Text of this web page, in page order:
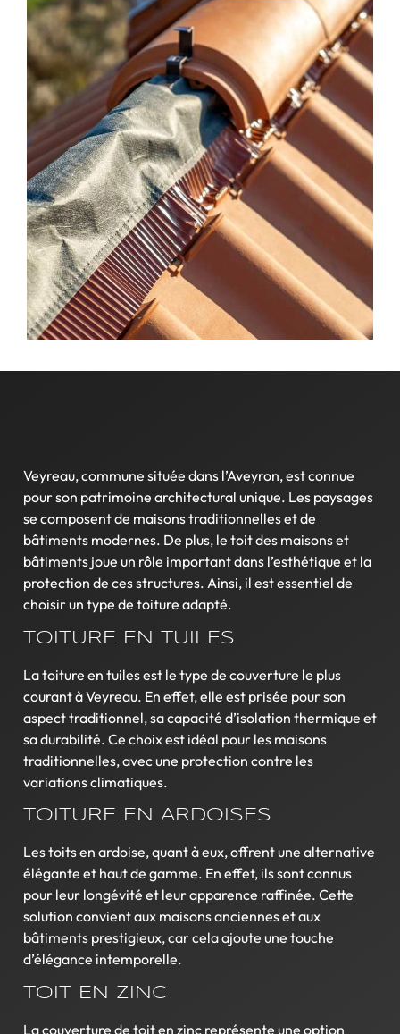
Veyreau, commune située dans l’Aveyron, est connue
pour son patrimoine architectural unique. Les paysages
se composent de maisons traditionnelles et de
bâtiments modernes. De plus, le toit des maisons et
bâtiments joue un rôle important dans l’esthétique et la
protection de ces structures. Ainsi, il est essentiel de
choisir un type de toiture adapté.
TOITURE EN TUILES
La toiture en tuiles est le type de couverture le plus
courant à Veyreau. En effet, elle est prisée pour son
aspect traditionnel, sa capacité d’isolation thermique et
sa durabilité. Ce choix est idéal pour les maisons
traditionnelles, avec une protection contre les
variations climatiques.
TOITURE EN ARDOISES
Les toits en ardoise, quant à eux, offrent une alternative
élégante et haut de gamme. En effet, ils sont connus
pour leur longévité et leur apparence raffinée. Cette
solution convient aux maisons anciennes et aux
bâtiments prestigieux, car cela ajoute une touche
d’élégance intemporelle.
TOIT EN ZINC
La couverture de toit en zinc représente une option